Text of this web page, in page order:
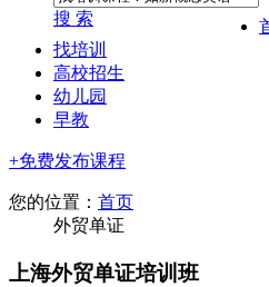
搜 索
找培训
高校招生
幼儿园
早教
+免费发布课程
您的位置： 首页
外贸单证
上海外贸单证培训班